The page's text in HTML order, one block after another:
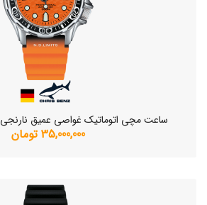
ساعت مچی اتوماتیک غواصی عمیق نارنجی CB-500A-O-KBO
35,000,000 تومان